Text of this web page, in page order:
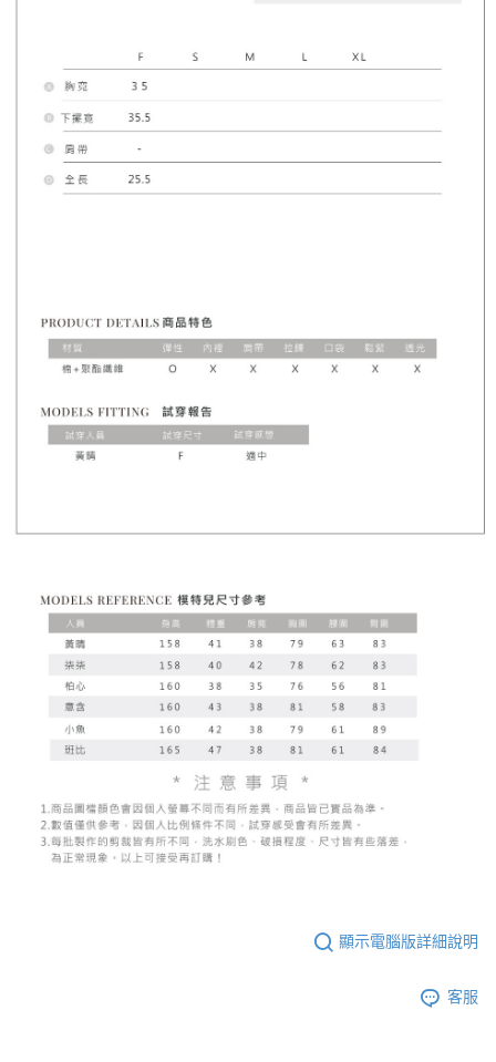
顯示電腦版詳細說明
客服